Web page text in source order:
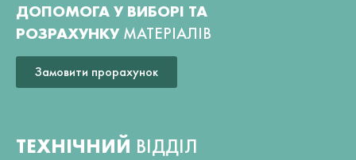
ДОПОМОГА У ВИБОРІ ТА
РОЗРАХУНКУ МАТЕРІАЛІВ
Замовити прорахунок
ТЕХНІЧНИЙ ВІДДІЛ